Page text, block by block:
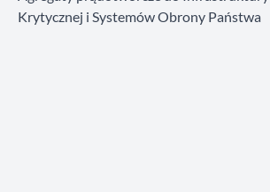
Krytycznej i Systemów Obrony Państwa